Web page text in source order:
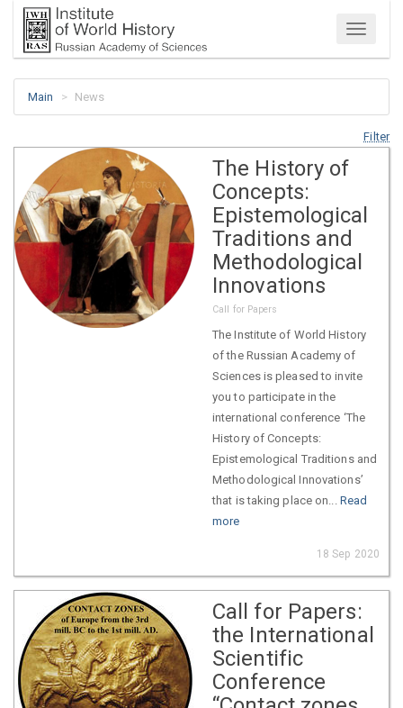
Menu
Main News
Filter
The History of
Concepts:
Epistemological
Traditions and
Methodological
Innovations
Call for Papers
The Institute of World History
of the Russian Academy of
Sciences is pleased to invite
you to participate in the
international conference ‘The
History of Concepts:
Epistemological Traditions and
Methodological Innovations’
that is taking place on... Read
more
18 Sep 2020
Call for Papers:
the International
Scientific
Conference